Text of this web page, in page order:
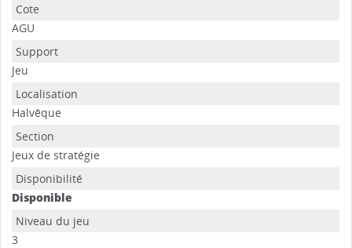
AGU
Jeu
Halvêque
Jeux de stratégie
Disponible
3